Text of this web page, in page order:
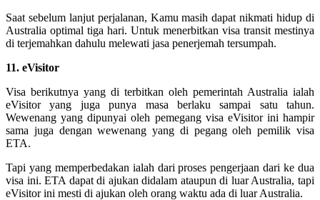
Saat sebelum lanjut perjalanan, Kamu masih dapat nikmati hidup di
Australia optimal tiga hari. Untuk menerbitkan visa transit mestinya
di terjemahkan dahulu melewati jasa penerjemah tersumpah.
11. eVisitor
Visa berikutnya yang di terbitkan oleh pemerintah Australia ialah
eVisitor yang juga punya masa berlaku sampai satu tahun.
Wewenang yang dipunyai oleh pemegang visa eVisitor ini hampir
sama juga dengan wewenang yang di pegang oleh pemilik visa
ETA.
Tapi yang memperbedakan ialah dari proses pengerjaan dari ke dua
visa ini. ETA dapat di ajukan didalam ataupun di luar Australia, tapi
eVisitor ini mesti di ajukan oleh orang waktu ada di luar Australia.